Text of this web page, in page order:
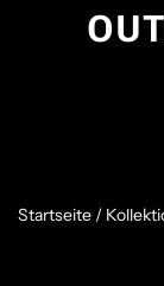
Startseite /